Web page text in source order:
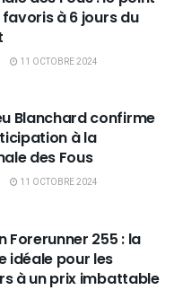
favoris à 6 jours du
11 OCTOBRE 2024
Blanchard confirme
à la
des Fous
11 OCTOBRE 2024
Forerunner 255 : la
idéale pour les
à un prix imbattable